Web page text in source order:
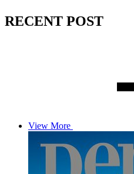
RECENT POST
View More